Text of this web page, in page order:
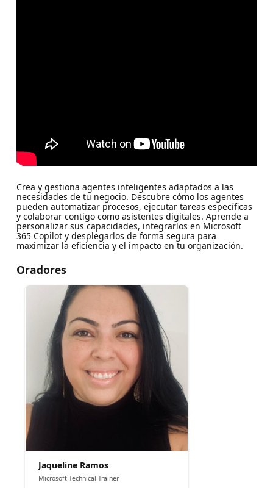
Crea y gestiona agentes inteligentes adaptados a las
necesidades de tu negocio. Descubre cómo los agentes
pueden automatizar procesos, ejecutar tareas específicas
y colaborar contigo como asistentes digitales. Aprende a
personalizar sus capacidades, integrarlos en Microsoft
365 Copilot y desplegarlos de forma segura para
maximizar la eficiencia y el impacto en tu organización.
Oradores
Jaqueline Ramos
Microsoft Technical Trainer